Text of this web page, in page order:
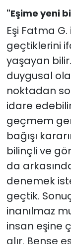
"Eşime yeni
Eşi Fatma
geçtiklerini
yaşayan
duygusal
noktadan
idare
geçmem
bağışı
bilinçli ve
da
denemek
geçtik.
inanılmaz
insan eşine
alır. Bense